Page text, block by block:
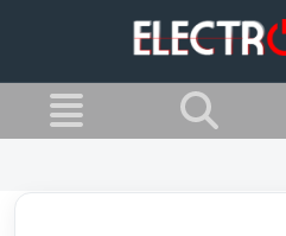
Spawarki MIG/MAG -